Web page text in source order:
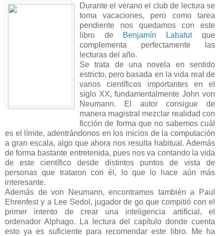
Durante el verano el club de lectura se
toma vacaciones, pero como tarea
pendiente nos quedamos con este
libro de Benjamín Labatutque
complementa perfectamente las
lecturas del año.
Se trata de una novela en sentido
estricto, pero basada en la vida real de
varios científicos importantes en el
siglo XX, fundamentalmente John von
Neumann. El autor consigue de
manera magistral mezclar realidad con
ficción de forma que no sabemos cuál
es el límite, adentrándonos en los inicios de la computación
a gran escala, algo que ahora nos resulta habitual. Además
de forma bastante entretenida, pues nos va contando la vida
de este científico desde distintos puntos de vista de
personas que trataron con él, lo que lo hace aún más
interesante.
Además de von Neumann, encontramos también a Paul
Ehrenfest y a Lee Sedol, jugador de go que compitió con el
primer intento de crear una inteligencia artificial, el
ordenador Alphago. La lectura del capítulo donde cuenta
esto ya es suficiente para recomendar este libro. Me ha